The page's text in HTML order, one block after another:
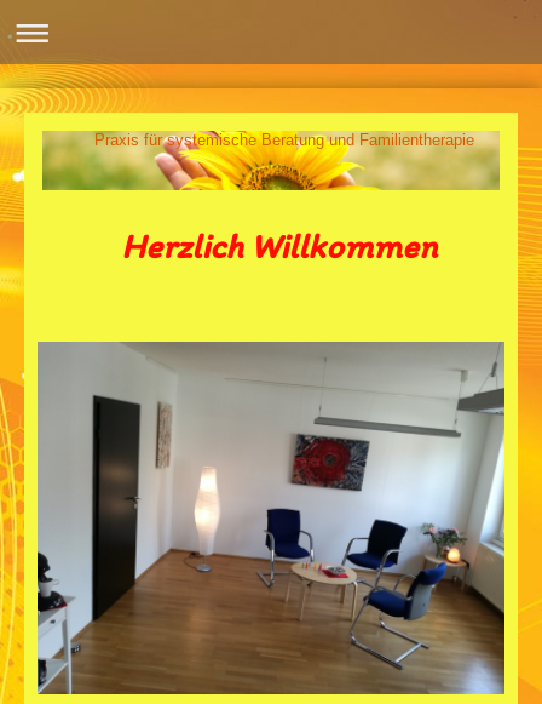
Praxis für systemische Beratung und Familientherapie
Herzlich Willkommen